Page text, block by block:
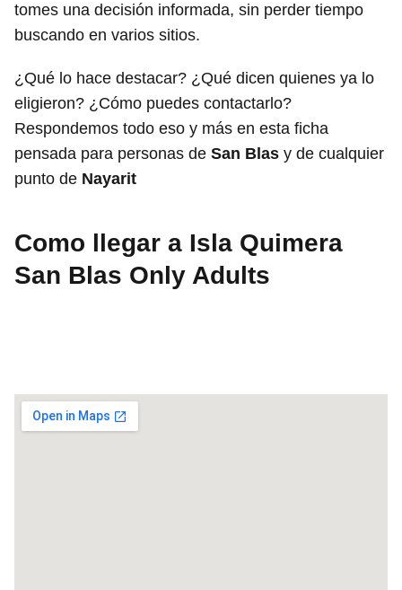
tomes una decisión informada, sin perder tiempo
buscando en varios sitios.
¿Qué lo hace destacar? ¿Qué dicen quienes ya lo
eligieron? ¿Cómo puedes contactarlo?
Respondemos todo eso y más en esta ficha
pensada para personas de San Blas y de cualquier
punto de Nayarit
Como llegar a Isla Quimera
San Blas Only Adults